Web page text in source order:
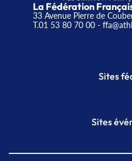
La Fédération
33 Avenue Pierre de
T.01 53 80 70 00-
Sites
Sites
Meeting de